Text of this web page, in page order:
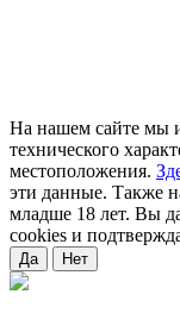
На нашем сайте мы
технического
местоположения.
эти данные. Также
младше 18 лет. Вы
cookies и
Да Нет